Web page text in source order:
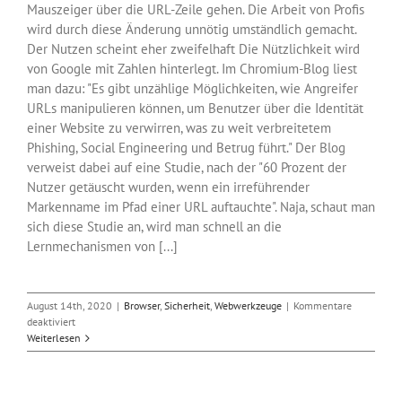
Mauszeiger über die URL-Zeile gehen. Die Arbeit von Profis
wird durch diese Änderung unnötig umständlich gemacht.
Der Nutzen scheint eher zweifelhaft Die Nützlichkeit wird
von Google mit Zahlen hinterlegt. Im Chromium-Blog liest
man dazu: "Es gibt unzählige Möglichkeiten, wie Angreifer
URLs manipulieren können, um Benutzer über die Identität
einer Website zu verwirren, was zu weit verbreitetem
Phishing, Social Engineering und Betrug führt." Der Blog
verweist dabei auf eine Studie, nach der "60 Prozent der
Nutzer getäuscht wurden, wenn ein irreführender
Markenname im Pfad einer URL auftauchte". Naja, schaut man
sich diese Studie an, wird man schnell an die
Lernmechanismen von [...]
August 14th, 2020 | Browser, Sicherheit, Webwerkzeuge | Kommentare
deaktiviertfür
Chrome
86
Weiterlesen